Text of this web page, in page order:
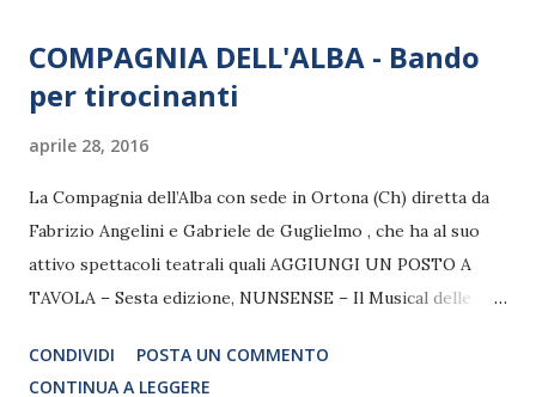
COMPAGNIA DELL'ALBA - Bando
per tirocinanti
aprile 28, 2016
La Compagnia dell’Alba con sede in Ortona (Ch) diretta da
Fabrizio Angelini e Gabriele de Guglielmo , che ha al suo
attivo spettacoli teatrali quali AGGIUNGI UN POSTO A
TAVOLA – Sesta edizione, NUNSENSE – Il Musical delle
ricerca di collaboratori da inquadrare nella propria
CONDIVIDI
POSTA UN COMMENTO
CONTINUA A LEGGERE